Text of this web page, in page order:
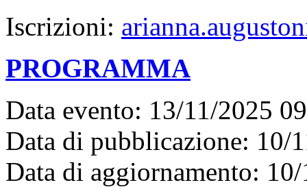
Iscrizioni:
PROGRAMMA
Data evento: 13/11/2025
Data di pubblicazione: 10/
Data di aggiornamento: